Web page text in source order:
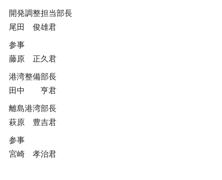
開発調整担当部長
尾田 俊雄君
参事
藤原 正久君
港湾整備部長
田中 亨君
離島港湾部長
萩原 豊吉君
参事
宮崎 孝治君